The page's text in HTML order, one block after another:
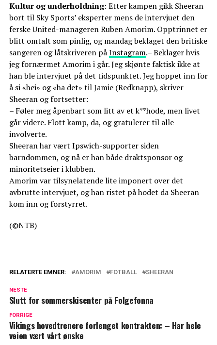
Kultur og underholdning: Etter kampen gikk Sheeran
bort til Sky Sports’ eksperter mens de intervjuet den
ferske United-manageren Ruben Amorim. Opptrinnet er
blitt omtalt som pinlig, og mandag beklaget den britiske
sangeren og låtskriveren påInstagram.– Beklager hvis
jeg fornærmet Amorim i går. Jeg skjønte faktisk ikke at
han ble intervjuet på det tidspunktet. Jeg hoppet inn for
å si «hei» og «ha det» til Jamie (Redknapp), skriver
Sheeran og fortsetter:
– Føler meg åpenbart som litt av et k**hode, men livet
går videre. Flott kamp, da, og gratulerer til alle
involverte.
Sheeran har vært Ipswich-supporter siden
barndommen, og nå er han både draktsponsor og
minoritetseier i klubben.
Amorim var tilsynelatende lite imponert over det
avbrutte intervjuet, og han ristet på hodet da Sheeran
kom inn og forstyrret.
(©NTB)
RELATERTE EMNER: AMORIM FOTBALL SHEERAN
NESTE
Slutt for sommerskisenter på Folgefonna
FORRIGE
Vikings hovedtrenere forlenget kontrakten: – Har hele
veien vært vårt ønske